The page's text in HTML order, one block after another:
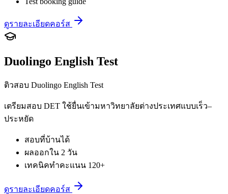
ดูรายละเอียดคอร์ส
Duolingo English Test
ติวสอบ Duolingo English Test
เตรียมสอบ DET ใช้ยื่นเข้ามหาวิทยาลัยต่างประเทศแบบเร็ว–
ประหยัด
สอบที่บ้านได้
ผลออกใน 2 วัน
เทคนิคทำคะแนน 120+
ดูรายละเอียดคอร์ส